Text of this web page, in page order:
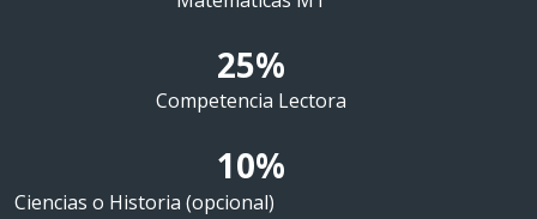
25%
Competencia Lectora
10%
Ciencias o Historia (opcional)